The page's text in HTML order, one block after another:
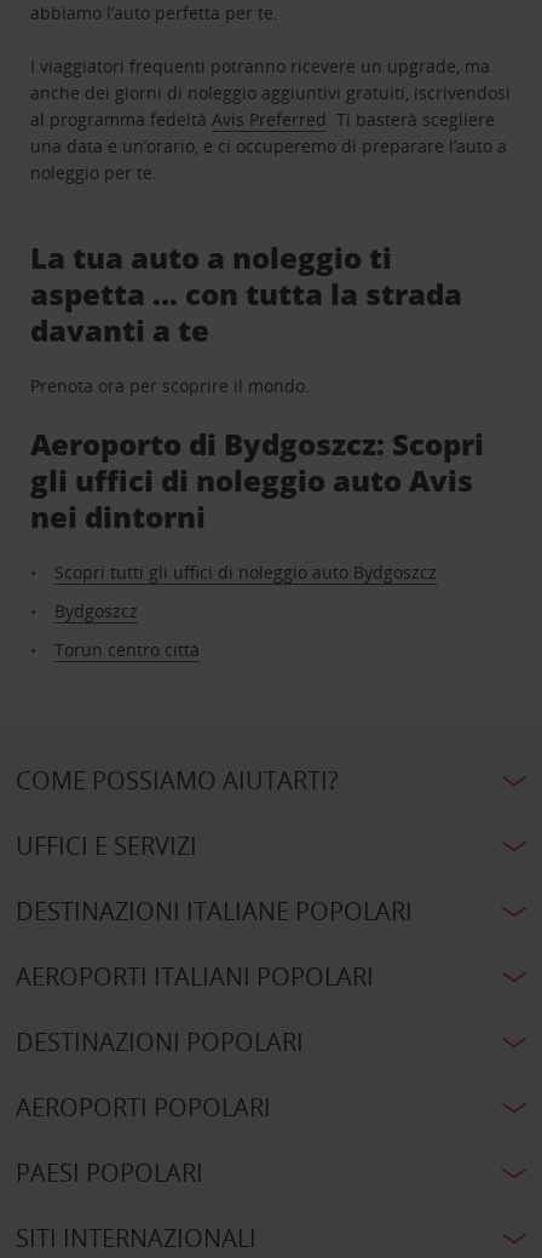
abbiamo l’auto perfetta per te.
I viaggiatori frequenti potranno ricevere un upgrade, ma
anche dei giorni di noleggio aggiuntivi gratuiti, iscrivendosi
al programma fedeltàAvis Preferred. Ti basterà scegliere
una data e un’orario, e ci occuperemo di preparare l’auto a
noleggio per te.
La tua auto a noleggio ti
aspetta … con tutta la strada
davanti a te
Prenota ora per scoprire il mondo.
Aeroporto di Bydgoszcz: Scopri
gli uffici di noleggio auto Avis
nei dintorni
Scopri tutti gli uffici di noleggio auto Bydgoszcz
Bydgoszcz
Torun centro città
COME POSSIAMO AIUTARTI?
UFFICI E SERVIZI
DESTINAZIONI ITALIANE POPOLARI
AEROPORTI ITALIANI POPOLARI
DESTINAZIONI POPOLARI
AEROPORTI POPOLARI
PAESI POPOLARI
SITI INTERNAZIONALI